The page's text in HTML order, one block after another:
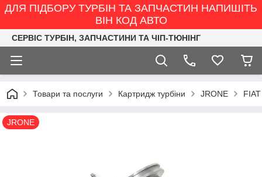
ДЛЯ ПІДБОРУ ТУРБІН ТА ЗАПЧАСТИН НАПИШІТЬ
ВІН КОД АВТО
СЕРВІС ТУРБІН, ЗАПЧАСТИНИ ТА ЧІП-ТЮНІНГ
Товари та послуги Картридж турбіни JRONE FIAT
JRONE